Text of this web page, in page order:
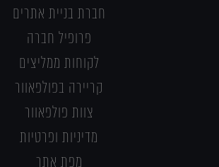
חברת בניית אתרים
פרופיל חברה
לקוחות ממליצים
קריירה בפולפאוור
צוות פולפאוור
מדיניות ופרטיות
מפת אתר